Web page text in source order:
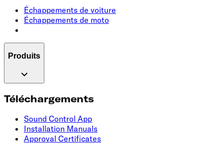
Échappements de voiture
Échappements de moto
Produits
Téléchargements
Sound Control App
Installation Manuals
Approval Certificates